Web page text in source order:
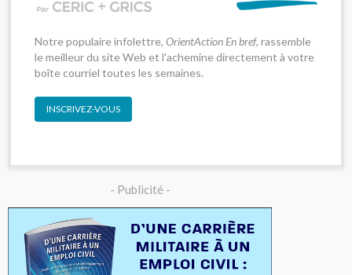
Notre populaire infolettre, OrientAction En bref, rassemble
le meilleur du site Web et l'achemine directement à votre
boîte courriel toutes les semaines.
INSCRIVEZ-VOUS
- Publicité -